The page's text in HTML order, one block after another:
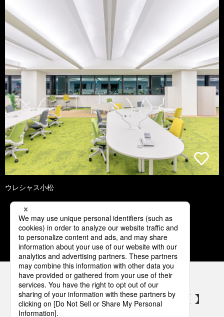
ウレシャス小松
1 2 3 4 5
パナソニックの電気設備 SNSアカウント